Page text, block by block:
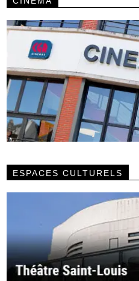
ESPACES CULTURELS